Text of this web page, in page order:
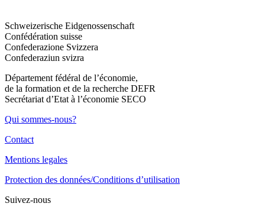
Schweizerische Eidgenossenschaft
Confédération suisse
Confederazione Svizzera
Confederaziun svizra
Département fédéral de l’économie,
de la formation et de la recherche DEFR
Secrétariat d’Etat à l’économie SECO
Qui sommes-nous?
Contact
Mentions legales
Protection des données/Conditions d’utilisation
Suivez-nous